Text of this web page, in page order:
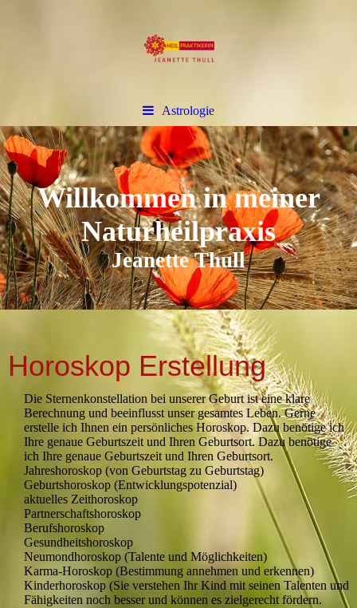
Astrologie
Willkommen in meiner
Naturheilpraxis
Jeanette Thull
Horoskop Erstellung
Die Sternenkonstellation bei unserer Geburt ist eine klare
Berechnung und beeinflusst unser gesamtes Leben. Gerne
erstelle ich Ihnen ein persönliches Horoskop. Dazu benötige ich
Ihre genaue Geburtszeit und Ihren Geburtsort. Dazu benötige
ich Ihre genaue Geburtszeit und Ihren Geburtsort.
Jahreshoroskop (von Geburtstag zu Geburtstag)
Geburtshoroskop (Entwicklungspotenzial)
aktuelles Zeithoroskop
Partnerschaftshoroskop
Berufshoroskop
Gesundheitshoroskop
Neumondhoroskop (Talente und Möglichkeiten)
Karma-Horoskop (Bestimmung annehmen und erkennen)
Kinderhoroskop (Sie verstehen Ihr Kind mit seinen Talenten und
Fähigkeiten noch besser und können es zielgerecht fördern.